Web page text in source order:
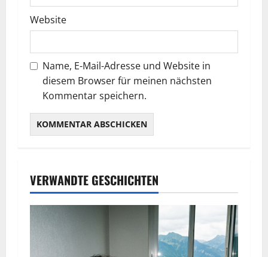
Website
Name, E-Mail-Adresse und Website in
diesem Browser für meinen nächsten
Kommentar speichern.
VERWANDTE GESCHICHTEN